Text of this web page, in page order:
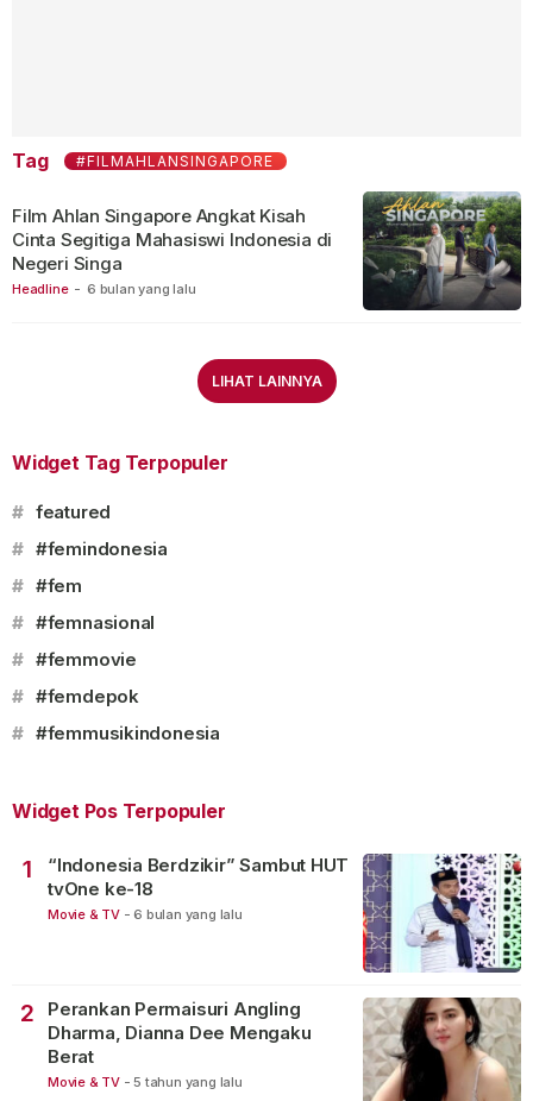
Tag #FILMAHLANSINGAPORE
Headline - 6 bulan yang lalu
Film Ahlan Singapore Angkat Kisah
Cinta Segitiga Mahasiswi Indonesia di
Negeri Singa
LIHAT LAINNYA
Widget Tag Terpopuler
# featured
# #femindonesia
# #fem
# #femnasional
# #femmovie
# #femdepok
# #femmusikindonesia
Widget Pos Terpopuler
1
“Indonesia Berdzikir” Sambut HUT
tvOne ke-18
Movie & TV - 6 bulan yang lalu
2
Perankan Permaisuri Angling
Dharma, Dianna Dee Mengaku
Berat
Movie & TV - 5 tahun yang lalu